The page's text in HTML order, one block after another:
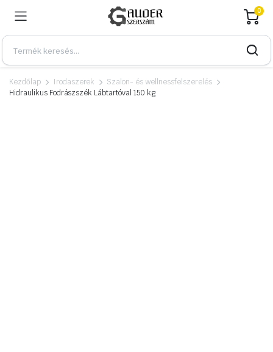
0
Kezdőlap Irodaszerek
Szalon- és wellnessfelszerelés
Hidraulikus Fodrászszék Lábtartóval 150 kg